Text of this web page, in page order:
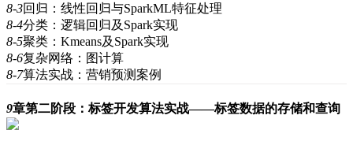
8-3回归：线性回归与SparkML特征处理
8-4分类：逻辑回归及Spark实现
8-5聚类：Kmeans及Spark实现
8-6复杂网络：图计算
8-7算法实战：营销预测案例
9章第二阶段：标签开发算法实战——标签数据的存储和查询